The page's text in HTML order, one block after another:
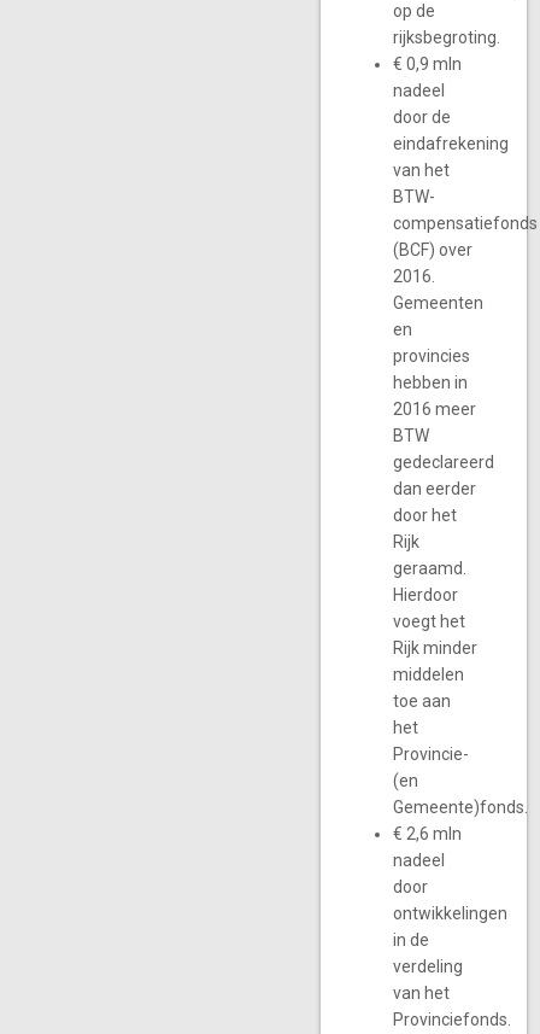
op de
rijksbegroting.
€ 0,9 mln
nadeel
door de
eindafrekening
van het
BTW-
compensatiefonds
(BCF) over
2016.
Gemeenten
en
provincies
hebben in
2016 meer
BTW
gedeclareerd
dan eerder
door het
Rijk
geraamd.
Hierdoor
voegt het
Rijk minder
middelen
toe aan
het
Provincie-
(en
Gemeente)fonds.
€ 2,6 mln
nadeel
door
ontwikkelingen
in de
verdeling
van het
Provinciefonds.